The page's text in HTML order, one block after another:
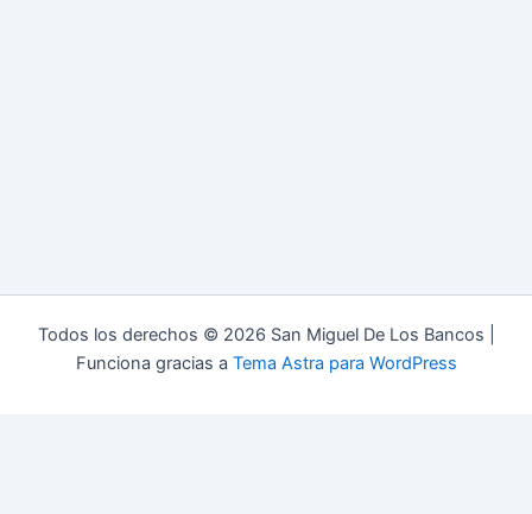
Todos los derechos © 2026 San Miguel De Los Bancos |
Funciona gracias a Tema Astra para WordPress